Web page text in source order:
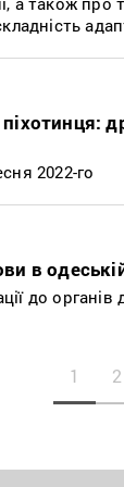
2022-го
в
до
1 2